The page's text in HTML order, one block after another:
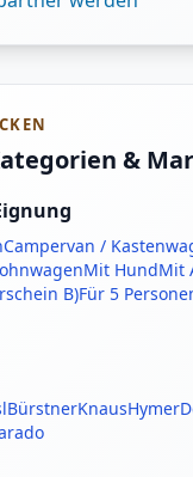
&
Campervan /
Mit HundMit
B)Für 5
BürstnerKnausHymer